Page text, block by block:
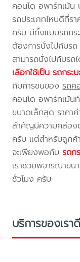
คอนโด อพาร์ทเม้น
รถประเภทไหนดีที่รา
ครับ มีทั้งแบบรถกร
ต้องการนั่งไปกับรถ
สามารถนั่งไปกับร
เลือกใช้เป็น รถกระบ
กับการขนของรถค
คอนโด อพาร์ทเม้น
ขนาดเล็กสุด ราคา
สำคัญมีความคล่อง
ครับ แต่สำหรับลูกค้
จะเพียงพอกับรถก
เราช่วยพิจารณาขน
ชั่วโมง ครับ
บริการของเรา